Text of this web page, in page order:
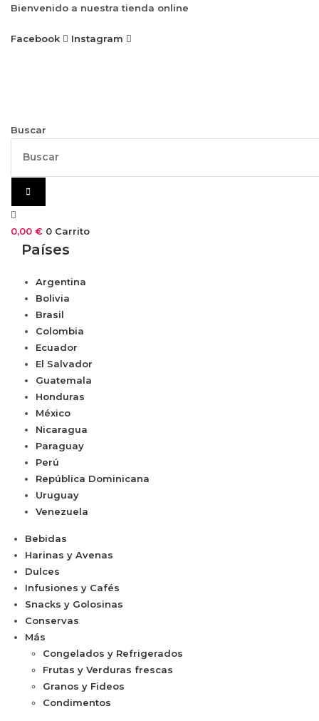
contenido
Bienvenido a nuestra tienda online
Facebook Instagram
Buscar
0,00 € 0 Carrito
Países
Argentina
Bolivia
Brasil
Colombia
Ecuador
El Salvador
Guatemala
Honduras
México
Nicaragua
Paraguay
Perú
República Dominicana
Uruguay
Venezuela
Bebidas
Harinas y Avenas
Dulces
Infusiones y Cafés
Snacks y Golosinas
Conservas
Más
Congelados y Refrigerados
Frutas y Verduras frescas
Granos y Fideos
Condimentos